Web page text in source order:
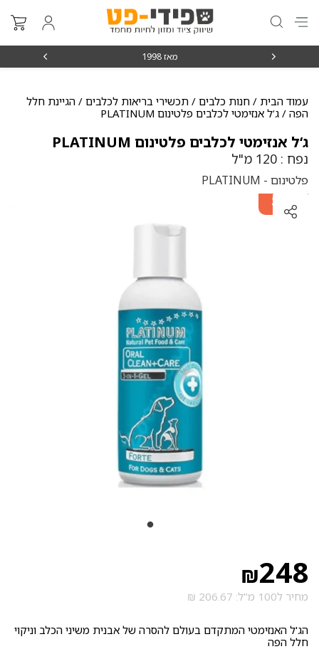
מאז 1998
עמוד הבית / חנות כלבים / תכשירי בריאות לכלבים / הגיינת חלל
הפה / ג‘ל אנזימטי לכלבים פלטינום PLATINUM
ג‘ל אנזימטי לכלבים פלטינום PLATINUM
נפח : 120 מ"ל
פלטינום - PLATINUM
מוצר שני
ב-20%
הנחה
₪248
מחיר ל100 מ"ל: 206.67 ₪
הג'ל האנזימטי המתקדם בעולם להסרה של אבנית משיני הכלב וניקוי
חלל הפה